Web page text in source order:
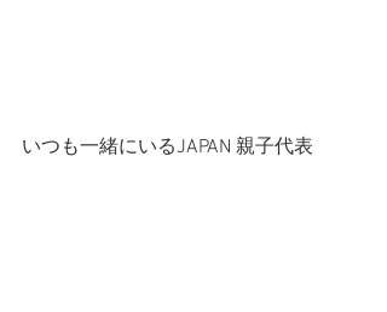
いつも一緒にいるJAPAN 親子代表